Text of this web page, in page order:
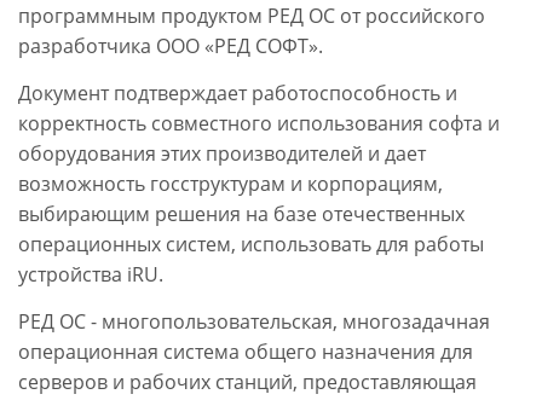
программным продуктом РЕД ОС от российского
разработчика ООО «РЕД СОФТ».
Документ подтверждает работоспособность и
корректность совместного использования софта и
оборудования этих производителей и дает
возможность госструктурам и корпорациям,
выбирающим решения на базе отечественных
операционных систем, использовать для работы
устройства iRU.
РЕД ОС - многопользовательская, многозадачная
операционная система общего назначения для
серверов и рабочих станций, предоставляющая